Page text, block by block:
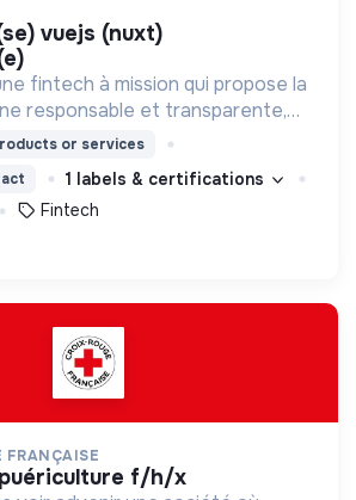
fintech à mission qui propose la
responsable et transparente,
de Paris.
or services
1 labels & certifications
Fintech
FRANÇAISE
puériculture f/h/x